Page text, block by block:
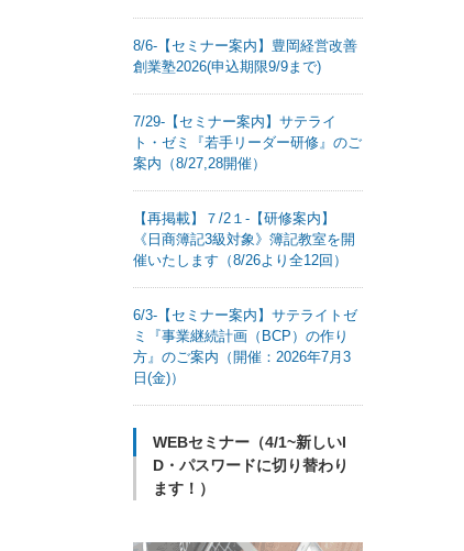
8/6-【セミナー案内】豊岡経営改善
創業塾2026(申込期限9/9まで)
7/29-【セミナー案内】サテライ
ト・ゼミ『若手リーダー研修』のご
案内（8/27,28開催）
【再掲載】７/2１-【研修案内】
《日商簿記3級対象》簿記教室を開
催いたします（8/26より全12回）
6/3-【セミナー案内】サテライトゼ
ミ『事業継続計画（BCP）の作り
方』のご案内（開催：2026年7月3
日(金)）
WEBセミナー（4/1~新しいI
D・パスワードに切り替わり
ます！）